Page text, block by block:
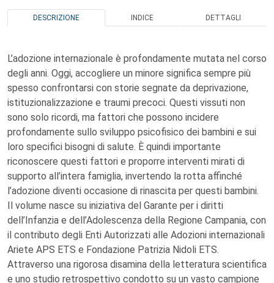
DESCRIZIONE INDICE DETTAGLI
L’adozione internazionale è profondamente mutata nel corso
degli anni. Oggi, accogliere un minore significa sempre più
spesso confrontarsi con storie segnate da deprivazione,
istituzionalizzazione e traumi precoci. Questi vissuti non
sono solo ricordi, ma fattori che possono incidere
profondamente sullo sviluppo psicofisico dei bambini e sui
loro specifici bisogni di salute. È quindi importante
riconoscere questi fattori e proporre interventi mirati di
supporto all’intera famiglia, invertendo la rotta affinché
l’adozione diventi occasione di rinascita per questi bambini.
Il volume nasce su iniziativa del Garante per i diritti
dell’Infanzia e dell’Adolescenza della Regione Campania, con
il contributo degli Enti Autorizzati alle Adozioni internazionali
Ariete APS ETS e Fondazione Patrizia Nidoli ETS.
Attraverso una rigorosa disamina della letteratura scientifica
e uno studio retrospettivo condotto su un vasto campione